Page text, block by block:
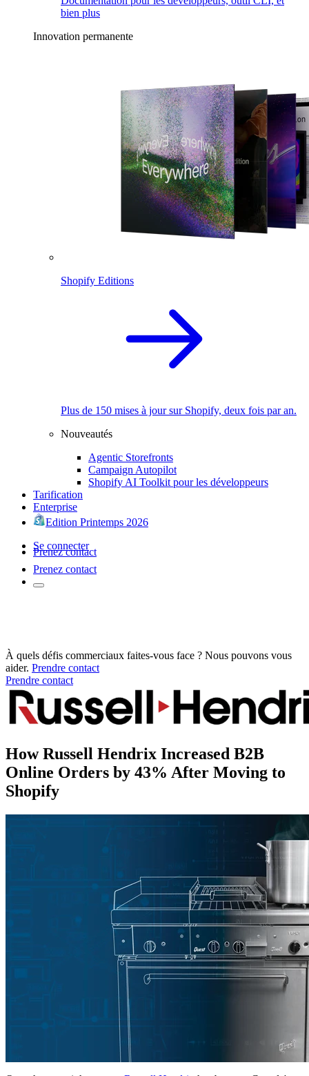
bien plus
Innovation permanente
Shopify Editions
Plus de 150 mises à jour sur Shopify, deux fois par an.
Nouveautés
Agentic Storefronts
Campaign Autopilot
Shopify AI Toolkit pour les développeurs
Tarification
Enterprise
Edition Printemps 2026
Se connecter
Prenez contact
Prenez contact
À quels défis commerciaux faites-vous face ? Nous pouvons vous
aider. Prendre contact
Prendre contact
How Russell Hendrix Increased B2B
Online Orders by 43% After Moving to
Shopify